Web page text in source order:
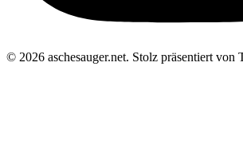
© 2026 aschesauger.net. Stolz präsentiert von